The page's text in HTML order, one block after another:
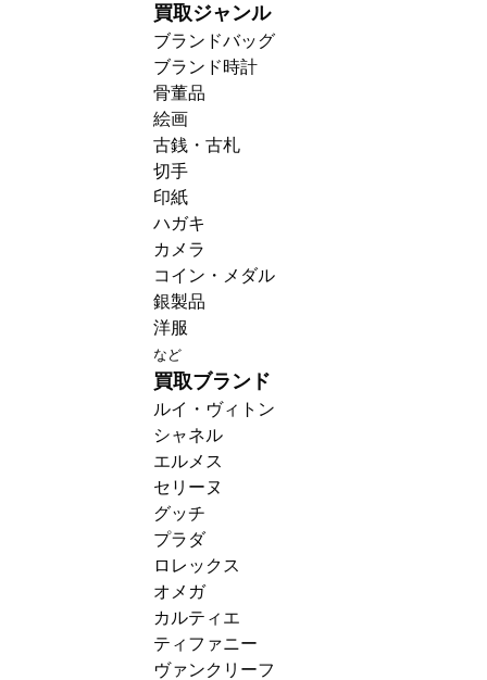
買取ジャンル
ブランドバッグ
ブランド時計
骨董品
絵画
古銭・古札
切手
印紙
ハガキ
カメラ
コイン・メダル
銀製品
洋服
など
買取ブランド
ルイ・ヴィトン
シャネル
エルメス
セリーヌ
グッチ
プラダ
ロレックス
オメガ
カルティエ
ティファニー
ヴァンクリーフ